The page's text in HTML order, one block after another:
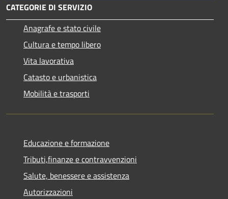
CATEGORIE DI SERVIZIO
Anagrafe e stato civile
Cultura e tempo libero
Vita lavorativa
Catasto e urbanistica
Mobilità e trasporti
Educazione e formazione
Tributi,finanze e contravvenzioni
Salute, benessere e assistenza
Autorizzazioni